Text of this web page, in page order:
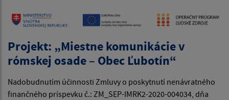
Projekt: „Miestne komunikácie v
rómskej osade – Obec Ľubotín“
Nadobudnutím účinnosti Zmluvy o poskytnutí nenávratného
finančného príspevku č.: ZM_SEP-IMRK2-2020-004034, dňa